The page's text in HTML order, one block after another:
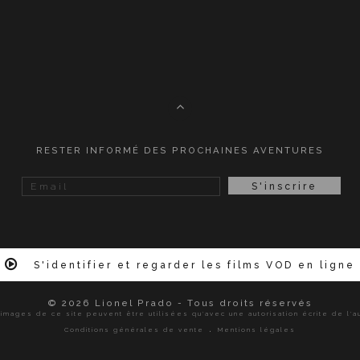
RESTER INFORMÉ DES PROCHAINES AVENTURES
S'identifier et regarder les films VOD en ligne
© 2026 Lionel Prado - Tous droits réservés
de ce site peuvent être utilisées qu'avec une autorisation écrite de
Conditions générales de vente
. Mentions légales